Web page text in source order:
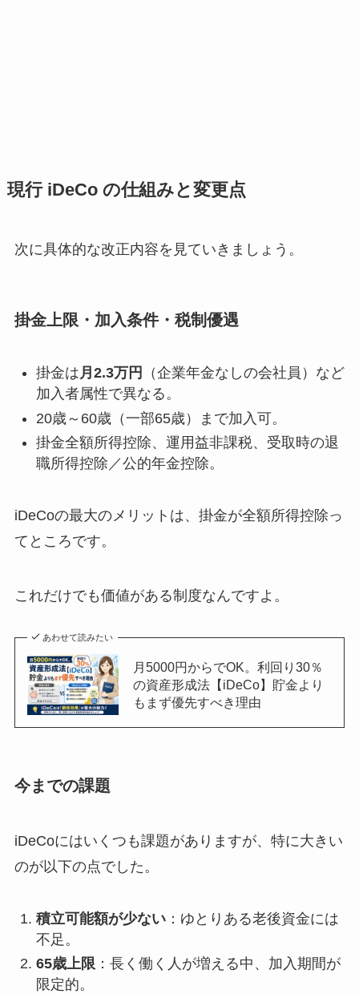
現行 iDeCo の仕組みと変更点
次に具体的な改正内容を見ていきましょう。
掛金上限・加入条件・税制優遇
掛金は月2.3万円
（企業年金なしの会社員）など
加入者属性で異なる。
20歳～60歳（一部65歳）まで加入可。
掛金全額所得控除、運用益非課税、受取時の退
職所得控除／公的年金控除。
iDeCoの最大のメリットは、掛金が全額所得控除っ
てところです。
これだけでも価値がある制度なんですよ。
あわせて読みたい
月5000円からでOK。利回り30％
の資産形成法【iDeCo】貯金より
もまず優先すべき理由
今までの課題
iDeCoにはいくつも課題がありますが、特に大きい
のが以下の点でした。
積立可能額が少ない：ゆとりある老後資金には
不足。
65歳上限：長く働く人が増える中、加入期間が
限定的。